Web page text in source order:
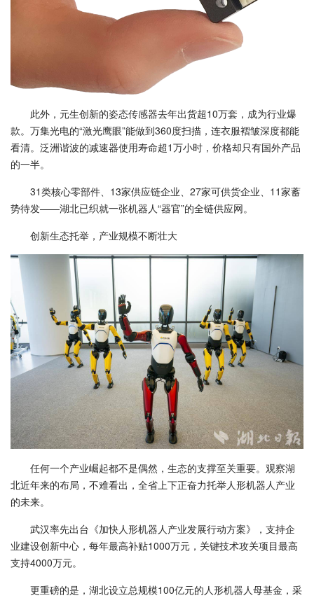
此外，元生创新的姿态传感器去年出货超10万套，成为行业爆
款。万集光电的“激光鹰眼”能做到360度扫描，连衣服褶皱深度都能
看清。泛洲谐波的减速器使用寿命超1万小时，价格却只有国外产品
的一半。
31类核心零部件、13家供应链企业、27家可供货企业、11家蓄
势待发——湖北已织就一张机器人“器官”的全链供应网。
创新生态托举，产业规模不断壮大
任何一个产业崛起都不是偶然，生态的支撑至关重要。观察湖
北近年来的布局，不难看出，全省上下正奋力托举人形机器人产业
的未来。
武汉率先出台《加快人形机器人产业发展行动方案》，支持企
业建设创新中心，每年最高补贴1000万元，关键技术攻关项目最高
支持4000万元。
更重磅的是，湖北设立总规模100亿元的人形机器人母基金，采